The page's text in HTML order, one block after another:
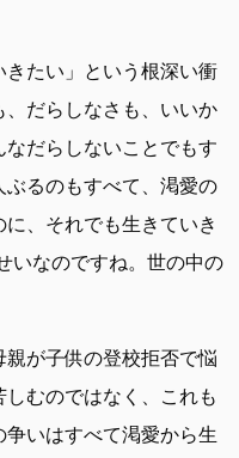
たい」という根深い衝
だらしなさも、いいか
だらしないことでもす
るのもすべて、渇愛の
、それでも生きていき
いなのですね。世の中の
が子供の登校拒否で悩
むのではなく、これも
いはすべて渇愛から生